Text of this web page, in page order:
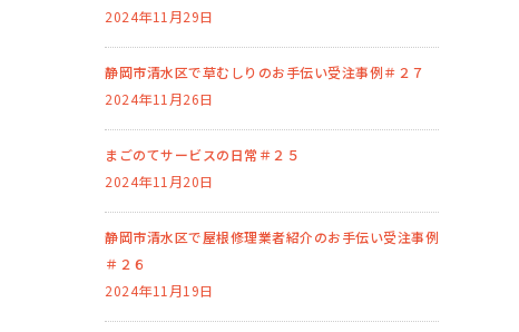
2024年11月29日
静岡市清水区で草むしりのお手伝い受注事例＃２７
2024年11月26日
まごのてサービスの日常＃２５
2024年11月20日
静岡市清水区で屋根修理業者紹介のお手伝い受注事例
＃２６
2024年11月19日